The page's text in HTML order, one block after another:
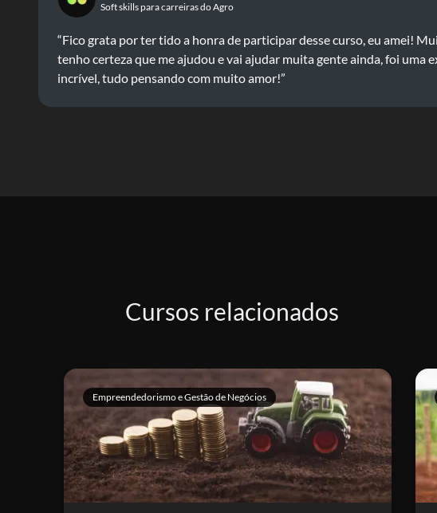
Soft skills para carreiras do Agro
“Fico grata por ter tido a honra de participar desse curso, eu amei!
tenho certeza que me ajudou e vai ajudar muita gente ainda, foi uma
incrível, tudo pensando com muito amor!”
Cursos relacionados
Empreendedorismo e Gestão de Negócios